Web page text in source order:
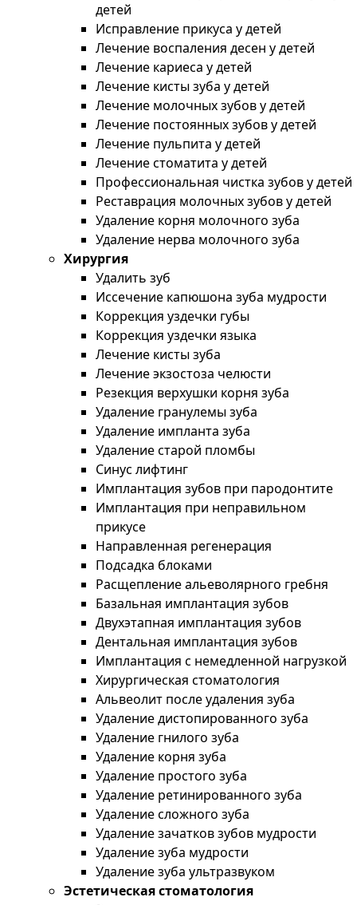
детей
Исправление прикуса у детей
Лечение воспаления десен у детей
Лечение кариеса у детей
Лечение кисты зуба у детей
Лечение молочных зубов у детей
Лечение постоянных зубов у детей
Лечение пульпита у детей
Лечение стоматита у детей
Профессиональная чистка зубов у детей
Реставрация молочных зубов у детей
Удаление корня молочного зуба
Удаление нерва молочного зуба
Хирургия
Удалить зуб
Иссечение капюшона зуба мудрости
Коррекция уздечки губы
Коррекция уздечки языка
Лечение кисты зуба
Лечение экзостоза челюсти
Резекция верхушки корня зуба
Удаление гранулемы зуба
Удаление импланта зуба
Удаление старой пломбы
Синус лифтинг
Имплантация зубов при пародонтите
Имплантация при неправильном
прикусе
Направленная регенерация
Подсадка блоками
Расщепление альеволярного гребня
Базальная имплантация зубов
Двухэтапная имплантация зубов
Дентальная имплантация зубов
Имплантация с немедленной нагрузкой
Хирургическая стоматология
Альвеолит после удаления зуба
Удаление дистопированного зуба
Удаление гнилого зуба
Удаление корня зуба
Удаление простого зуба
Удаление ретинированного зуба
Удаление сложного зуба
Удаление зачатков зубов мудрости
Удаление зуба мудрости
Удаление зуба ультразвуком
Эстетическая стоматология